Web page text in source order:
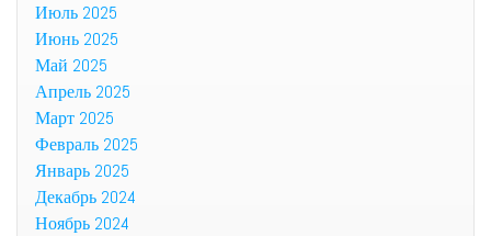
Июль 2025
Июнь 2025
Май 2025
Апрель 2025
Март 2025
Февраль 2025
Январь 2025
Декабрь 2024
Ноябрь 2024